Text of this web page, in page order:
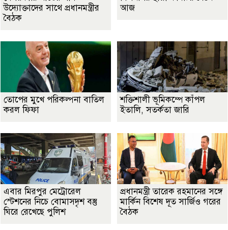
উদ্যোক্তাদের সাথে প্রধানমন্ত্রীর
বৈঠক
আজ
তোপের মুখে পরিকল্পনা বাতিল
করল ফিফা
শক্তিশালী ভূমিকম্পে কাঁপল
ইতালি, সতর্কতা জারি
এবার মিরপুর মেট্রোরেল
স্টেশনের নিচে বোমাসদৃশ বস্তু
ঘিরে রেখেছে পুলিশ
প্রধানমন্ত্রী তারেক রহমানের সঙ্গে
মার্কিন বিশেষ দূত সার্জিও গরের
বৈঠক